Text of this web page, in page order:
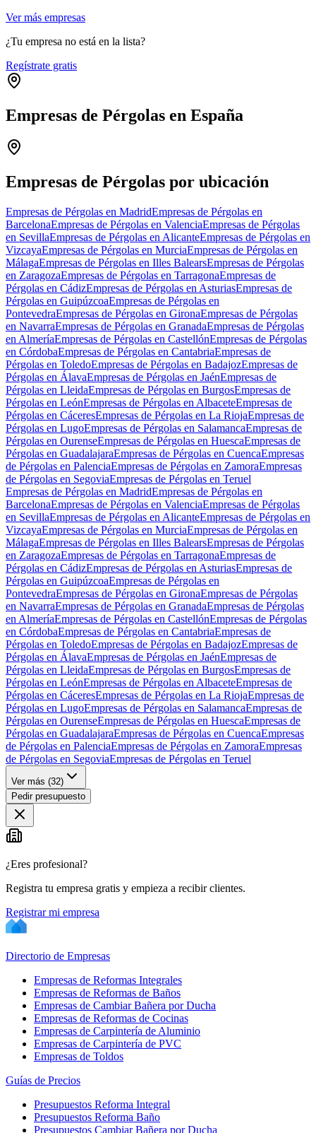
Ver más empresas
¿Tu empresa no está en la lista?
Regístrate gratis
Empresas de Pérgolas en España
−
Empresas de Pérgolas por ubicación
Empresas de Pérgolas en MadridEmpresas de Pérgolas en
BarcelonaEmpresas de Pérgolas en ValenciaEmpresas de Pérgolas
en SevillaEmpresas de Pérgolas en AlicanteEmpresas de Pérgolas en
VizcayaEmpresas de Pérgolas en MurciaEmpresas de Pérgolas en
MálagaEmpresas de Pérgolas en Illes BalearsEmpresas de Pérgolas
en ZaragozaEmpresas de Pérgolas en TarragonaEmpresas de
Pérgolas en CádizEmpresas de Pérgolas en AsturiasEmpresas de
Pérgolas en GuipúzcoaEmpresas de Pérgolas en
PontevedraEmpresas de Pérgolas en GironaEmpresas de Pérgolas
en NavarraEmpresas de Pérgolas en GranadaEmpresas de Pérgolas
en AlmeríaEmpresas de Pérgolas en CastellónEmpresas de Pérgolas
en CórdobaEmpresas de Pérgolas en CantabriaEmpresas de
Pérgolas en ToledoEmpresas de Pérgolas en BadajozEmpresas de
Pérgolas en ÁlavaEmpresas de Pérgolas en JaénEmpresas de
Pérgolas en LleidaEmpresas de Pérgolas en BurgosEmpresas de
Pérgolas en LeónEmpresas de Pérgolas en AlbaceteEmpresas de
Pérgolas en CáceresEmpresas de Pérgolas en La RiojaEmpresas de
Pérgolas en LugoEmpresas de Pérgolas en SalamancaEmpresas de
Pérgolas en OurenseEmpresas de Pérgolas en HuescaEmpresas de
Pérgolas en GuadalajaraEmpresas de Pérgolas en CuencaEmpresas
de Pérgolas en PalenciaEmpresas de Pérgolas en ZamoraEmpresas
de Pérgolas en SegoviaEmpresas de Pérgolas en Teruel
Empresas de Pérgolas en MadridEmpresas de Pérgolas en
BarcelonaEmpresas de Pérgolas en ValenciaEmpresas de Pérgolas
en SevillaEmpresas de Pérgolas en AlicanteEmpresas de Pérgolas en
VizcayaEmpresas de Pérgolas en MurciaEmpresas de Pérgolas en
MálagaEmpresas de Pérgolas en Illes BalearsEmpresas de Pérgolas
en ZaragozaEmpresas de Pérgolas en TarragonaEmpresas de
Pérgolas en CádizEmpresas de Pérgolas en AsturiasEmpresas de
Pérgolas en GuipúzcoaEmpresas de Pérgolas en
PontevedraEmpresas de Pérgolas en GironaEmpresas de Pérgolas
en NavarraEmpresas de Pérgolas en GranadaEmpresas de Pérgolas
en AlmeríaEmpresas de Pérgolas en CastellónEmpresas de Pérgolas
en CórdobaEmpresas de Pérgolas en CantabriaEmpresas de
Pérgolas en ToledoEmpresas de Pérgolas en BadajozEmpresas de
Pérgolas en ÁlavaEmpresas de Pérgolas en JaénEmpresas de
Pérgolas en LleidaEmpresas de Pérgolas en BurgosEmpresas de
Pérgolas en LeónEmpresas de Pérgolas en AlbaceteEmpresas de
Pérgolas en CáceresEmpresas de Pérgolas en La RiojaEmpresas de
Pérgolas en LugoEmpresas de Pérgolas en SalamancaEmpresas de
Pérgolas en OurenseEmpresas de Pérgolas en HuescaEmpresas de
Pérgolas en GuadalajaraEmpresas de Pérgolas en CuencaEmpresas
de Pérgolas en PalenciaEmpresas de Pérgolas en ZamoraEmpresas
de Pérgolas en SegoviaEmpresas de Pérgolas en Teruel
Ver más (32)
Pedir presupuesto
¿Eres profesional?
Registra tu empresa gratis y empieza a recibir clientes.
Registrar mi empresa
Directorio de Empresas
Empresas de Reformas Integrales
Empresas de Reformas de Baños
Empresas de Cambiar Bañera por Ducha
Empresas de Reformas de Cocinas
Empresas de Carpintería de Aluminio
Empresas de Carpintería de PVC
Empresas de Toldos
Guías de Precios
Presupuestos Reforma Integral
Presupuestos Reforma Baño
Presupuestos Cambiar Bañera por Ducha